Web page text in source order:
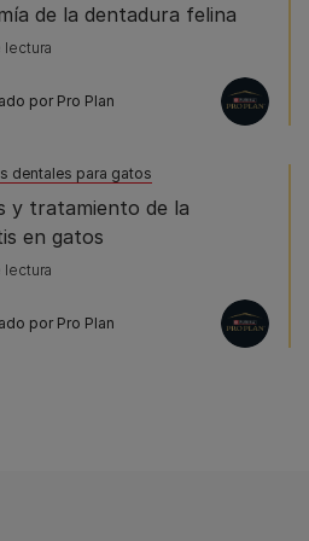
de la dentadura felina
lectura
por Pro Plan
dentales para gatos
y tratamiento de la
en gatos
lectura
por Pro Plan